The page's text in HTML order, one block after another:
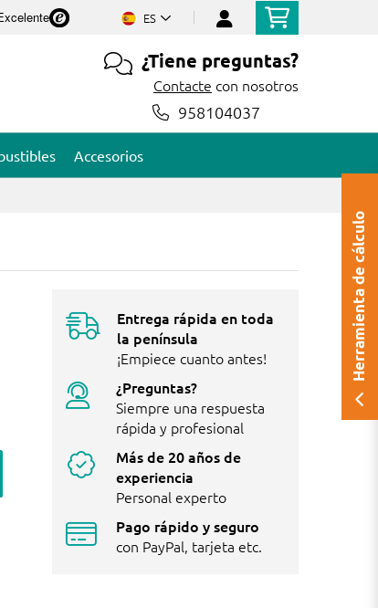
ES
¿Tiene preguntas?
Contacte con nosotros
958104037
Accesorios
Entrega rápida en toda
la península
¡Empiece cuanto antes!
¿Preguntas?
Siempre una respuesta
rápida y profesional
Más de 20 años de
experiencia
Personal experto
Pago rápido y seguro
con PayPal, tarjeta etc.
Herramienta de cálculo